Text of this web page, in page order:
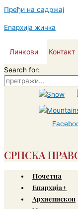
Пређи на садржај
Епархија жичка
Линкови Контакт
Search for:
СРПСКА
Почетна
Епархија+
Архиепископ